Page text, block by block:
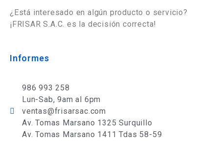
¿Está interesado en algún producto o servicio?
¡FRISAR S.A.C. es la decisión correcta!
Informes
986 993 258
Lun-Sab, 9am al 6pm
ventas@frisarsac.com
Av. Tomas Marsano 1325 Surquillo
Av. Tomas Marsano 1411 Tdas 58-59